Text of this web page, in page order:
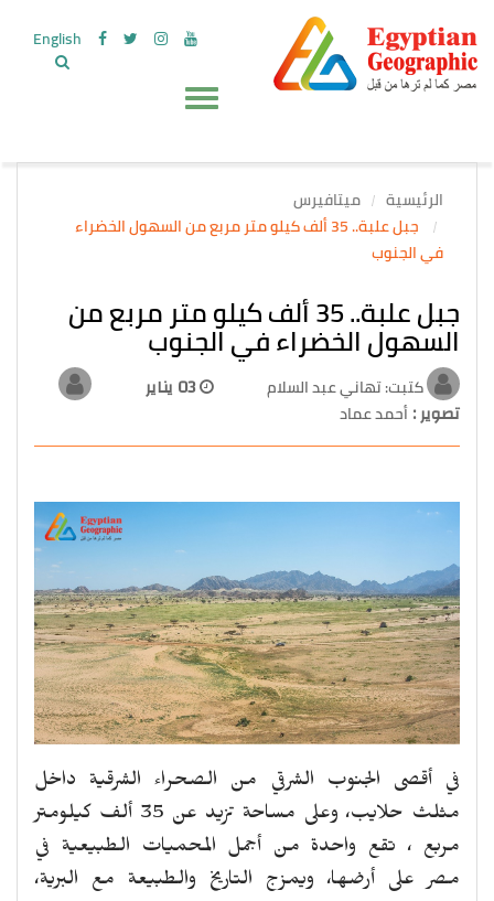
English
الرئيسية
ميتافيرس
جبل علبة.. 35 ألف كيلو متر مربع من السهول الخضراء
في الجنوب
جبل علبة.. 35 ألف كيلو متر مربع من
السهول الخضراء في الجنوب
كتبت: تهاني عبد السلام
03 يناير
تصوير :أحمد عماد
في أقصى الجنوب الشرقي من الصحراء الشرقية داخل
مثلث حلايب، وعلى مساحة تزيد عن 35 ألف كيلومتر
مربع ، تقع واحدة من أجمل المحميات الطبيعية في
مصر على أرضها، ويمزج التاريخ والطبيعة مع البرية،